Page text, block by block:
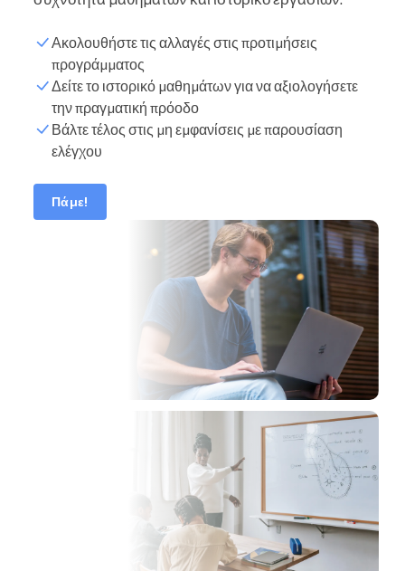
Ακολουθήστε τις αλλαγές στις προτιμήσεις
προγράμματος
Δείτε το ιστορικό μαθημάτων για να αξιολογήσετε
την πραγματική πρόοδο
Βάλτε τέλος στις μη εμφανίσεις με παρουσίαση
ελέγχου
Πάμε!